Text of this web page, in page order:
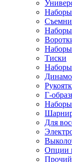
Наборы
Тиски
Наборы
Г-
Наборы
Для
Опции